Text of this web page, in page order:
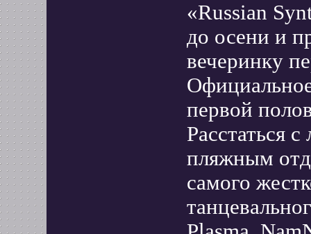
«Russian
до осени и
вечеринку
первой
Расстаться
пляжным
самого